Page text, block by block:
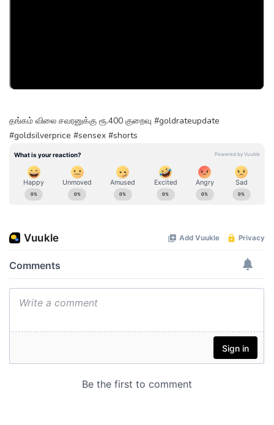
தங்கம் விலை சவரனுக்கு ரூ.400 குறைவு #goldrateupdate
#goldsilverprice #sensex #shorts